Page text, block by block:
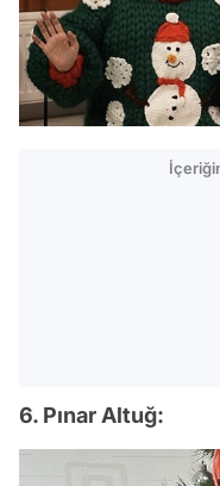
6. Pınar Altuğ: